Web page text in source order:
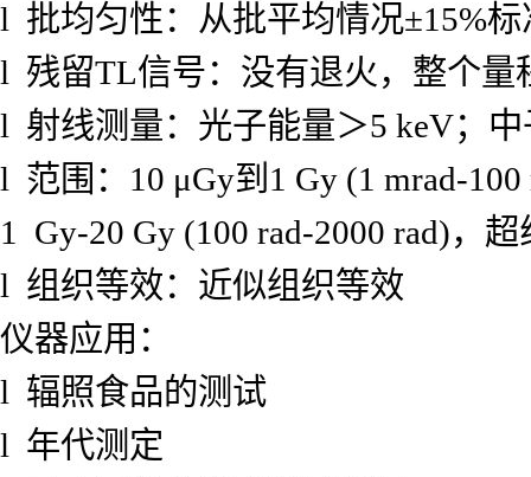
l 批均匀性：从批平均情况±15%
l 残留TL信号：没有退火，整个量
l 射线测量：光子能量＞5 keV；
l 范围：10 μGy到1 Gy (1 mrad-
1 Gy-20 Gy (100 rad-2000 rad)，超
l 组织等效：近似组织等效
仪器应用：
l 辐照食品的测试
l 年代测定